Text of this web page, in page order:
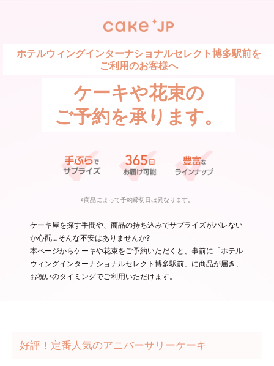
ホテルウィングインターナショナルセレクト博多駅前を
ご利用のお客様へ
ケーキや花束の
ご予約を承ります。
※商品によって予約締切日は異なります。
ケーキ屋を探す手間や、商品の持ち込みでサプライズがバレない
か心配…そんな不安はありませんか?
本ページからケーキや花束をご予約いただくと、事前に「ホテル
ウィングインターナショナルセレクト博多駅前」に商品が届き、
お祝いのタイミングでご利用いただけます。
好評！定番人気のアニバーサリーケーキ